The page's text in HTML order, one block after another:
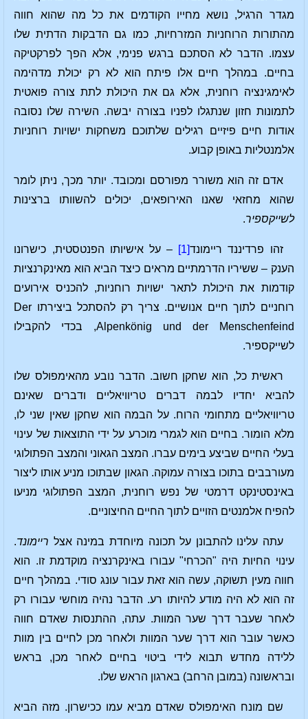
מגדר הרגיל, נושא מחייו הקודמים את כל מה שהוא חווה
מהתורות הרוחניות המזרחיות, כמו גם הדבקות הדתית שלו
עצמו. הדבר לא הסתכם ברגש פנימי, אלא הפך לפרקטיקה
בחיים. במהלך חיים אלו פיתח הוא לא רק יכולת מדהימה
לאימגינציה רוחנית, אלא גם את היכולת לתת צורה פואטית
לתמונות חזון שנתגלו לפניו בצורה יבשה. השירה שלו נסובה
אודות חיים פיזיים רגילים שלתוכם משחקות ישויות רוחניות
אלמנטליות באופן קבוע.
אדם זה הוא משורר מפורסם ומכובד. יותר מכך, ניתן לומר
שהוא מחזאי שאנו האירופאים, יכולים להשוותו ברצינות
לשייקספיר.
זהו פרדיננד ריימונד[1]
– על אישיותו הפנטסטית, כישרונו
הענק – ששיריו הדרמתיים מראים כיצד הביא הוא מאינקרנציות
קודמות את היכולת לתאר ישויות רוחניות, להכניס אירועים
רוחניים לתוך חיים אנושיים. צריך רק להסתכל ביצירתו Der
Alpenkönig und der Menschenfeind, בכדי להקבילו
לשייקספיר.
ראשית כל, הוא שחקן חשוב. הדבר נובע מהאימפולס שלו
להביא יחדיו לבמה דברים טריוויאליים ודברים שאינם
טריוויאליים מתחומי הרוח. על הבמה הוא שחקן שאין שני לו,
מלא הומור. בחיים הוא לגמרי מוכרע על ידי התוצאות של עינוי
בעלי החיים שביצע בימים עברו. המצב הגאוני והמצב הפתולוגי
מעורבבים בתוכו בצורה עמוקה. הגאון שבתוכו מניע אותו ליצור
באינסטינקט דרמטי של נפש רוחנית, המצב הפתולוגי מניעו
להפיח אלמנטים הזויים לתוך החיים החיצוניים.
עתה עלינו להתבונן על תכונה מיוחדת במינה אצל ריימונד.
עינוי החיות היה "הכרחי" עבורו באינקרנציה מוקדמת זו. הוא
חווה מעין תשוקה, עשה הוא זאת עבור עונג סודי. במהלך חיים
זה הוא לא היה מודע להיותו רע. הדבר נהיה מוחשי עבורו רק
לאחר שעבר דרך שער המוות. עתה, ההתנסות שאדם חווה
כאשר עובר הוא דרך שער המוות ולאחר מכן לחיים בין מוות
ללידה מחדש תבוא לידי ביטוי בחיים לאחר מכן, בראש
ובראשונה (במובן הרחב) בארגון הראש שלו.
שם מונח האימפולס שאדם מביא עמו ככישרון. מזה הביא